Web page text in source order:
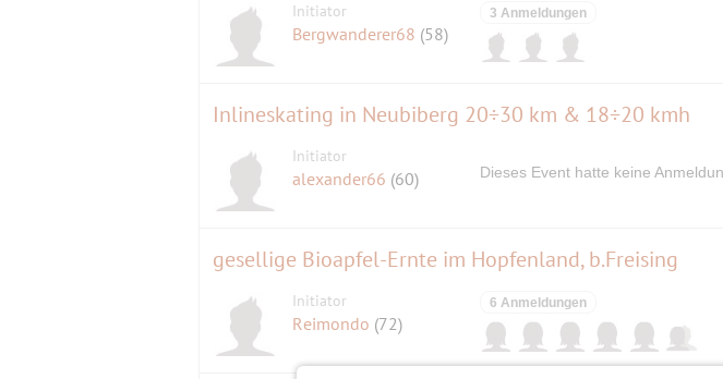
Initiator
Bergwanderer68 (58)
3 Anmeldungen
Inlineskating in Neubiberg 20÷30 km & 18÷20 kmh
Initiator
alexander66 (60) Dieses Event hatte keine
gesellige Bioapfel-Ernte im Hopfenland, b.Freising
Initiator
Reimondo (72)
6 Anmeldungen